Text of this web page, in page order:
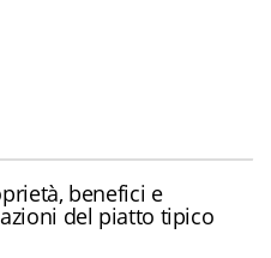
benefici e
del piatto tipico